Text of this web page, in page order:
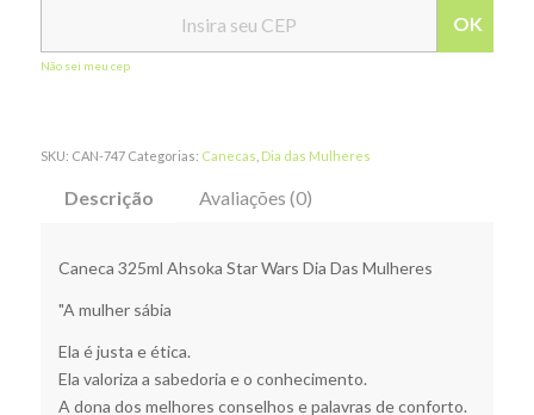
OK
Não sei meu cep
SKU: CAN-747 Categorias: Canecas Dia das Mulheres
Descrição Avaliações (0)
Caneca 325ml Ahsoka Star Wars Dia Das Mulheres
"A mulher sábia
Ela é justa e ética.
Ela valoriza a sabedoria e o conhecimento.
A dona dos melhores conselhos e palavras de conforto.